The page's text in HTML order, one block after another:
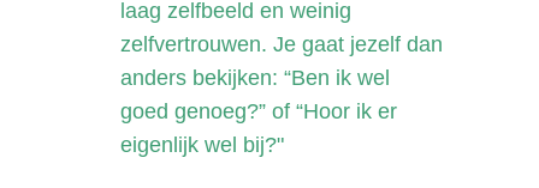
laag zelfbeeld en weinig
zelfvertrouwen. Je gaat jezelf dan
anders bekijken: “Ben ik wel
goed genoeg?” of “Hoor ik er
eigenlijk wel bij?"